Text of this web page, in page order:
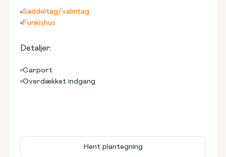
Saddeltag/valmtag
Funkishus
Detaljer:
Carport
Overdækket indgang
Hent plantegning